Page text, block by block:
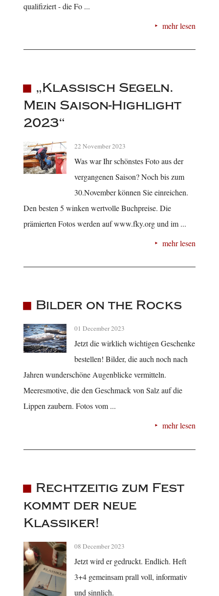
qualifiziert - die Fo ...
mehr lesen
„Klassisch Segeln.
Mein Saison-Highlight
2023“
22 November 2023
Was war Ihr schönstes Foto aus der
vergangenen Saison? Noch bis zum
30.November können Sie einreichen.
Den besten 5 winken wertvolle Buchpreise. Die
prämierten Fotos werden auf www.fky.org und im ...
mehr lesen
Bilder on the Rocks
01 December 2023
Jetzt die wirklich wichtigen Geschenke
bestellen! Bilder, die auch noch nach
Jahren wunderschöne Augenblicke vermitteln.
Meeresmotive, die den Geschmack von Salz auf die
Lippen zaubern. Fotos vom ...
mehr lesen
Rechtzeitig zum Fest
kommt der neue
Klassiker!
08 December 2023
Jetzt wird er gedruckt. Endlich. Heft
3+4 gemeinsam prall voll, informativ
und sinnlich.